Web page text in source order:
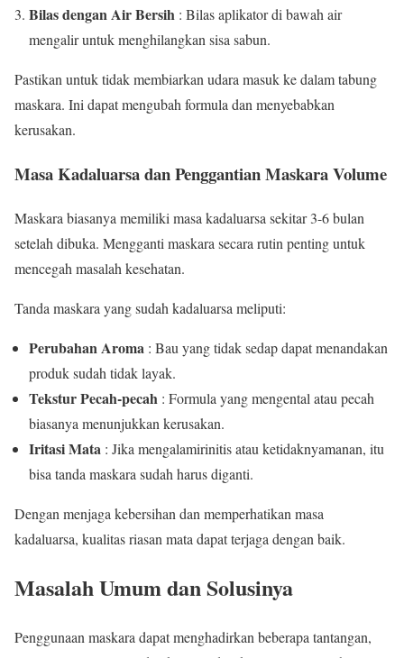
Bilas dengan Air Bersih : Bilas aplikator di bawah air
mengalir untuk menghilangkan sisa sabun.
Pastikan untuk tidak membiarkan udara masuk ke dalam tabung
maskara. Ini dapat mengubah formula dan menyebabkan
kerusakan.
Masa Kadaluarsa dan PenggantianMaskara Volume
Maskara biasanya memiliki masa kadaluarsa sekitar 3-6 bulan
setelah dibuka. Mengganti maskara secara rutin penting untuk
mencegah masalah kesehatan.
Tanda maskara yang sudah kadaluarsa meliputi:
Perubahan Aroma : Bau yang tidak sedap dapat menandakan
produk sudah tidak layak.
Tekstur Pecah-pecah : Formula yang mengental atau pecah
biasanya menunjukkan kerusakan.
Iritasi Mata : Jika mengalamirinitis atau ketidaknyamanan, itu
bisa tanda maskara sudah harus diganti.
Dengan menjaga kebersihan dan memperhatikan masa
kadaluarsa, kualitas riasan mata dapat terjaga dengan baik.
Masalah Umum dan Solusinya
Penggunaan maskara dapat menghadirkan beberapa tantangan,